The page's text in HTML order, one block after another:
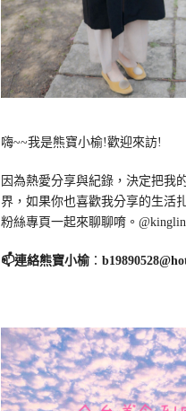
嗨~~我是熊寶小榆!歡迎來訪!
因為熱愛分享與紀錄，決定把我
界，如果你也喜歡我分享的生活
粉絲專頁一起來聊聊唷。
📫連絡熊寶小榆：